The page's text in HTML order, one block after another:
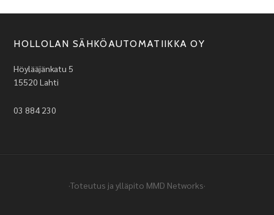
HOLLOLAN SÄHKÖAUTOMATIIKKA OY
Höylääjänkatu 5
15520 Lahti
03 884 230
·Toteutus ja ylläpito MMD Networks·